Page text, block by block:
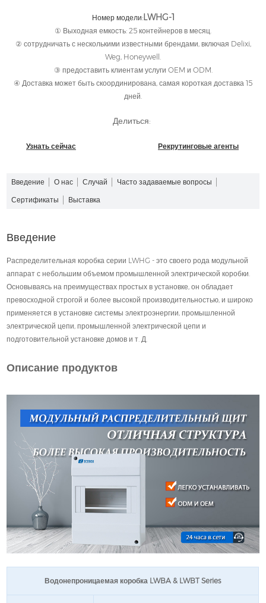
Номер модели:LWHG-1
① Выходная емкость: 25 контейнеров в месяц.
② сотрудничать с несколькими известными брендами, включая Delixi,
Weg, Honeywell.
③ предоставить клиентам услуги OEM и ODM.
④ Доставка может быть скоординирована, самая короткая доставка 15
дней.
Делиться:
Узнать сейчас Рекрутинговые агенты
Введение О нас Случай
Часто задаваемые вопросы
Сертификаты
Выставка
Введение
Распределительная коробка серии LWHG - это своего рода модульной
аппарат с небольшим объемом промышленной электрической коробки.
Основываясь на преимуществах простых в установке, он обладает
превосходной строгой и более высокой производительностью, и широко
применяется в установке системы электроэнергии, промышленной
электрической цепи, промышленной электрической цепи и
подготовительной установке домов и т. Д.
Описание продуктов
Водонепроницаемая коробка LWBA & LWBT Series